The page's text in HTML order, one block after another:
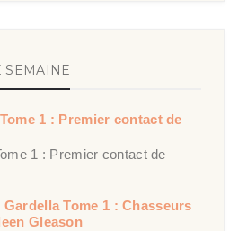
SEMAINE
1 : Premier contact de
1 : Premier contact de
Tome 1 : Chasseurs
Gleason